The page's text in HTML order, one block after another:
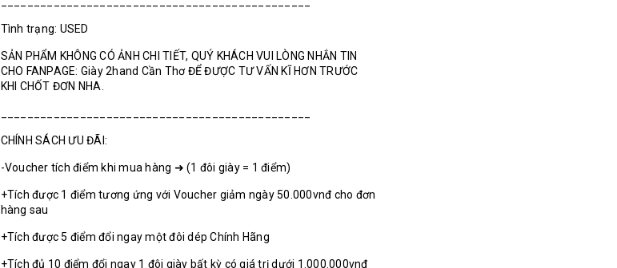
Tình trạng: USED
SẢN PHẨM KHÔNG CÓ ẢNH CHI TIẾT, QUÝ KHÁCH VUI LÒNG NHẮN TIN
CHO FANPAGE: Giày 2hand Cần Thơ ĐỂ ĐƯỢC TƯ VẤN KĨ HƠN TRƯỚC
KHI CHỐT ĐƠN NHA.
CHÍNH SÁCH ƯU ĐÃI:
-Voucher tích điểm khi mua hàng ➜ (1 đôi giày = 1 điểm)
+Tích được 1 điểm tương ứng với Voucher giảm ngày 50.000vnđ cho đơn
hàng sau
+Tích được 5 điểm đổi ngay một đôi dép Chính Hãng
+Tích đủ 10 điểm đổi ngay 1 đôi giày bất kỳ có giá trị dưới 1.000.000vnđ